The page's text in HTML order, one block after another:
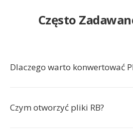
Często
Dlaczego warto konwertować
Czym otworzyć pliki RB?